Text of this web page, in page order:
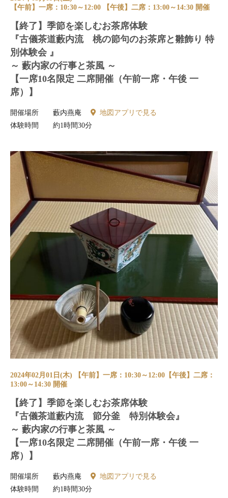
【午前】一席：10:30～12:00 【午後】二席：13:00～14:30 開催
【終了】季節を楽しむお茶席体験
『古儀茶道藪内流 桃の節句のお茶席と雛飾り 特
別体験会 』
～ 藪内家の行事と茶風 ～
【一席10名限定 二席開催（午前一席・午後 一
席）】
開催場所 藪内燕庵
地図アプリで見る
体験時間
約1時間30分
2024年02月01日(木) 【午前】一席：10:30～12:00【午後】二席：
13:00～14:30 開催
【終了】季節を楽しむお茶席体験
『古儀茶道藪内流 節分釜 特別体験会』
～ 藪内家の行事と茶風 ～
【一席10名限定 二席開催（午前一席・午後 一
席）】
開催場所 藪内燕庵
地図アプリで見る
体験時間
約1時間30分